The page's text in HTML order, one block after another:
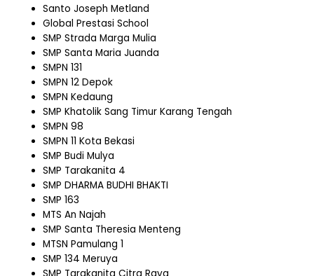
Santo Joseph Metland
Global Prestasi School
SMP Strada Marga Mulia
SMP Santa Maria Juanda
SMPN 131
SMPN 12 Depok
SMPN Kedaung
SMP Khatolik Sang Timur Karang Tengah
SMPN 98
SMPN 11 Kota Bekasi
SMP Budi Mulya
SMP Tarakanita 4
SMP DHARMA BUDHI BHAKTI
SMP 163
MTS An Najah
SMP Santa Theresia Menteng
MTSN Pamulang 1
SMP 134 Meruya